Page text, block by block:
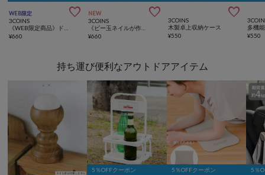
WEB限定 
3COINS
¥660
NEW 
3COINS
¥660

3COINS
木製卓上収納ケース
¥550 ¥550
持ち運び便利なアウトドアアイテム
5％OFFクーポン 5％OFFクーポン 5％